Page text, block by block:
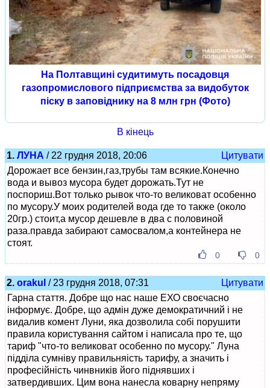
На Полтавщині судитимуть посадовця
газопромислового підприємства за видобуток
піску в заповіднику на 8 млн грн (Фото)
В кінець
1. ЛУНА / 22 грудня 2018, 20:06
Цитувати
Дорожает все бензин,газ,трубы там всякие.Конечно
вода и вывоз мусора будет дорожать.Тут не
поспориш.Вот только рывок что-то великоват особенно
по мусору.У моих родителей вода где то также (около
20гр.) стоит,а мусор дешевле в два с половиной
раза.правда забирают самосвалом,а контейнера не
стоят.
0 0
2. orakul / 23 грудня 2018, 07:31
Цитувати
Гарна стаття. Добре що нас наше ЕХО своєчасно
інформує. Добре, що адмін дуже демократичний і не
видалив комент Луни, яка дозволила собі порушити
правила користування сайтом і написала про те, що
тариф "что-то великоват особенно по мусору." Луна
підділа сумніву правильняість тарифу, а значить і
професійність чинвників його піднявших і
затвердивших. Цим вона нанесла коварну непряму